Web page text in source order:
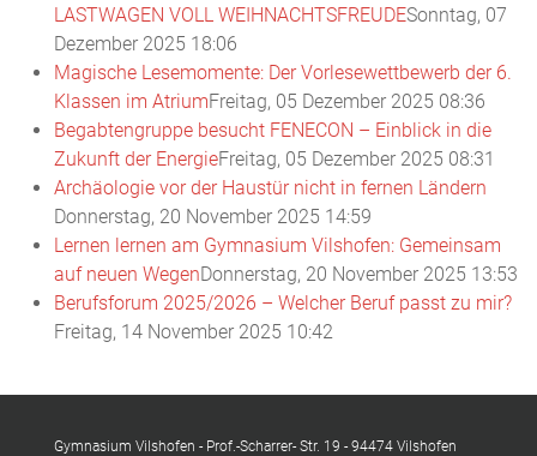
LASTWAGEN VOLL WEIHNACHTSFREUDESonntag, 07
Dezember 2025 18:06
Magische Lesemomente: Der Vorlesewettbewerb der 6.
Klassen im AtriumFreitag, 05 Dezember 2025 08:36
Begabtengruppe besucht FENECON – Einblick in die
Zukunft der EnergieFreitag, 05 Dezember 2025 08:31
Archäologie vor der Haustür nicht in fernen Ländern
Donnerstag, 20 November 2025 14:59
Lernen lernen am Gymnasium Vilshofen: Gemeinsam
auf neuen WegenDonnerstag, 20 November 2025 13:53
Berufsforum 2025/2026 – Welcher Beruf passt zu mir?
Freitag, 14 November 2025 10:42
Gymnasium Vilshofen - Prof.-Scharrer- Str. 19 - 94474 Vilshofen